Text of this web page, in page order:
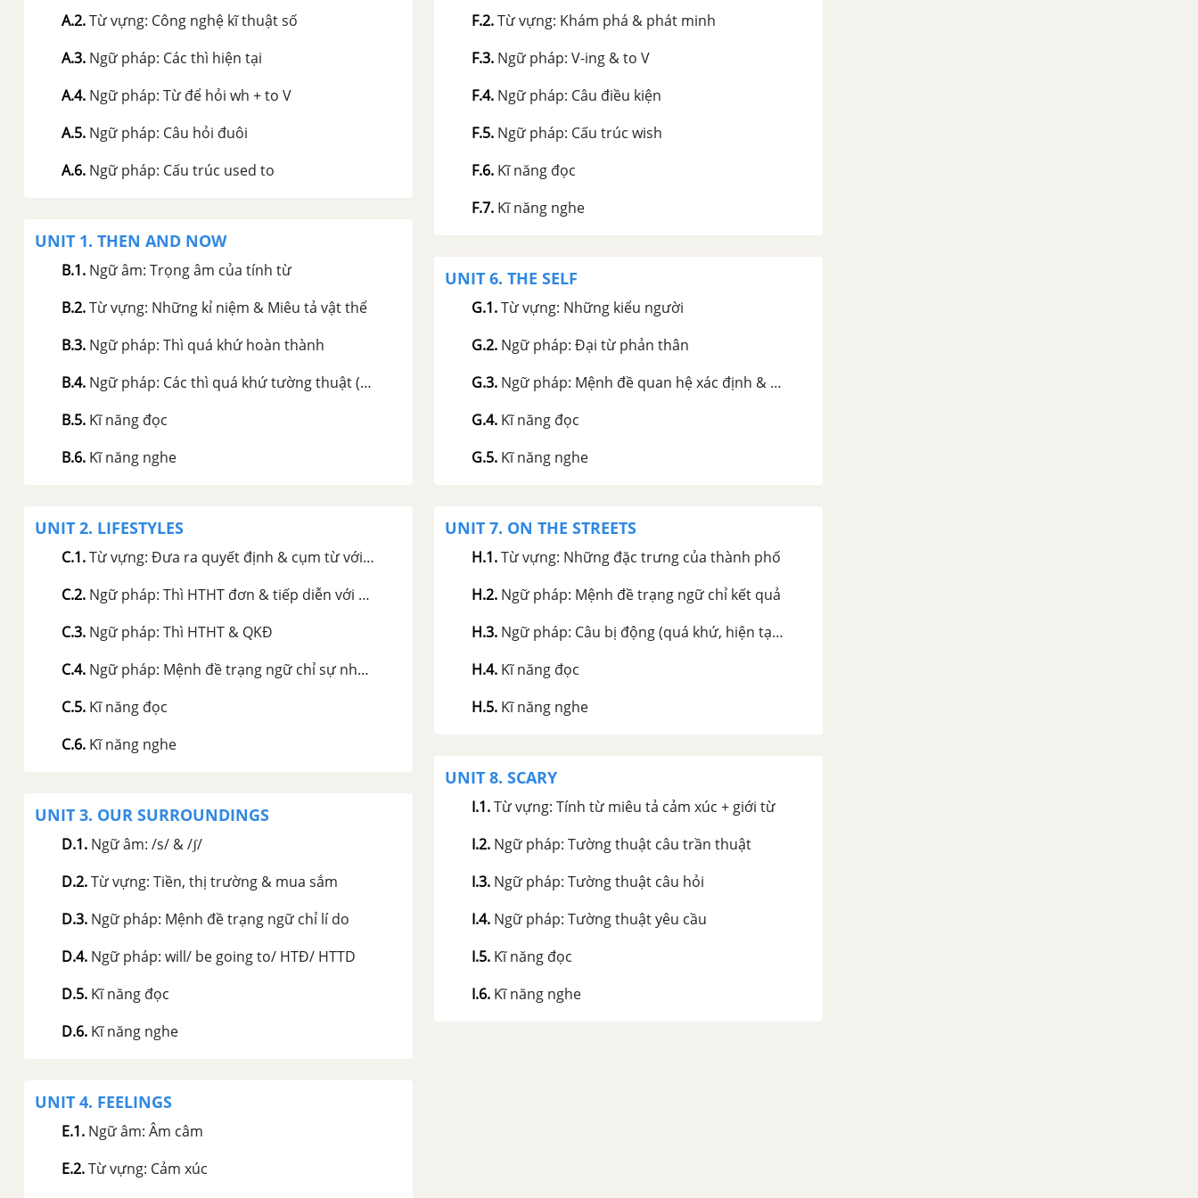
A.2.Từ vựng: Công nghệ kĩ thuật số
A.3. Ngữ pháp: Các thì hiện tại
A.4. Ngữ pháp: Từ để hỏi wh + to V
A.5. Ngữ pháp: Câu hỏi đuôi
A.6. Ngữ pháp: Cấu trúc used to
UNIT 1. THEN AND NOW
B.1. Ngữ âm: Trọng âm của tính từ
B.2.Từ vựng: Những kỉ niệm & Miêu tả vật thể
B.3. Ngữ pháp: Thì quá khứ hoàn thành
B.4. Ngữ pháp: Các thì quá khứ tường thuật (QKĐ, QKTD, QKHT)
B.5. Kĩ năng đọc
B.6. Kĩ năng nghe
UNIT 2. LIFESTYLES
C.1.Từ vựng: Đưa ra quyết định & cụm từ với "get"
C.2. Ngữ pháp: Thì HTHT đơn & tiếp diễn với since & for
C.3. Ngữ pháp: Thì HTHT & QKĐ
C.4. Ngữ pháp: Mệnh đề trạng ngữ chỉ sự nhượng bộ
C.5. Kĩ năng đọc
C.6. Kĩ năng nghe
UNIT 3. OUR SURROUNDINGS
D.1. Ngữ âm: /s/ & /ʃ/
D.2.Từ vựng: Tiền, thị trường & mua sắm
D.3. Ngữ pháp: Mệnh đề trạng ngữ chỉ lí do
D.4. Ngữ pháp: will/ be going to/ HTĐ/ HTTD
D.5. Kĩ năng đọc
D.6. Kĩ năng nghe
UNIT 4. FEELINGS
E.1. Ngữ âm: Âm câm
E.2.Từ vựng: Cảm xúc
F.2.Từ vựng: Khám phá & phát minh
F.3. Ngữ pháp: V-ing & to V
F.4. Ngữ pháp: Câu điều kiện
F.5. Ngữ pháp: Cấu trúc wish
F.6. Kĩ năng đọc
F.7. Kĩ năng nghe
UNIT 6. THE SELF
G.1.Từ vựng: Những kiểu người
G.2. Ngữ pháp: Đại từ phản thân
G.3. Ngữ pháp: Mệnh đề quan hệ xác định & không xác định
G.4. Kĩ năng đọc
G.5. Kĩ năng nghe
UNIT 7. ON THE STREETS
H.1.Từ vựng: Những đặc trưng của thành phố
H.2. Ngữ pháp: Mệnh đề trạng ngữ chỉ kết quả
H.3. Ngữ pháp: Câu bị động (quá khứ, hiện tại & tương lai)
H.4. Kĩ năng đọc
H.5. Kĩ năng nghe
UNIT 8. SCARY
I.1.Từ vựng: Tính từ miêu tả cảm xúc + giới từ
I.2. Ngữ pháp: Tường thuật câu trần thuật
I.3. Ngữ pháp: Tường thuật câu hỏi
I.4. Ngữ pháp: Tường thuật yêu cầu
I.5. Kĩ năng đọc
I.6. Kĩ năng nghe